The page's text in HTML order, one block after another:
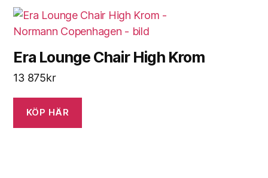
Era Lounge Chair High Krom
13 875kr
KÖP HÄR